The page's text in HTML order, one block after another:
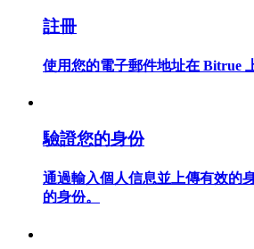
合約功能使用指南
註冊
使用您的電子郵件地址在 Bitrue
驗證您的身份
通過輸入個人信息並上傳有效的
的身份。